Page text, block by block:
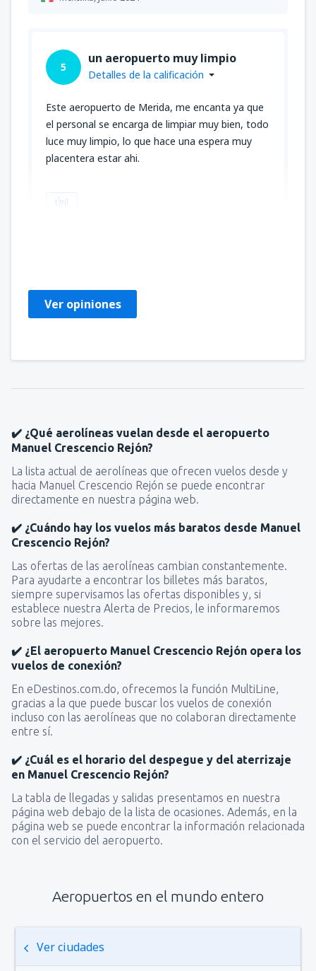
5
un aeropuerto muy limpio
Detalles de la calificación
Este aeropuerto de Merida, me encanta ya que
el personal se encarga de limpiar muy bien, todo
luce muy limpio, lo que hace una espera muy
placentera estar ahi.
Útil
Ver opiniones
✔️ ¿Qué aerolíneas vuelan desde el aeropuerto
Manuel Crescencio Rejón?
La lista actual de aerolíneas que ofrecen vuelos desde y
hacia Manuel Crescencio Rejón se puede encontrar
directamente en nuestra página web.
✔️ ¿Cuándo hay los vuelos más baratos desde Manuel
Crescencio Rejón?
Las ofertas de las aerolíneas cambian constantemente.
Para ayudarte a encontrar los billetes más baratos,
siempre supervisamos las ofertas disponibles y, si
establece nuestra Alerta de Precios, le informaremos
sobre las mejores.
✔️ ¿El aeropuerto Manuel Crescencio Rejón opera los
vuelos de conexión?
En eDestinos.com.do, ofrecemos la función MultiLine,
gracias a la que puede buscar los vuelos de conexión
incluso con las aerolíneas que no colaboran directamente
entre sí.
✔️ ¿Cuál es el horario del despegue y del aterrizaje
en Manuel Crescencio Rejón?
La tabla de llegadas y salidas presentamos en nuestra
página web debajo de la lista de ocasiones. Además, en la
página web se puede encontrar la información relacionada
con el servicio del aeropuerto.
Aeropuertos en el mundo entero
Ver ciudades